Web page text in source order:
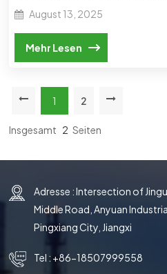
August 13, 2025
Mehr Lesen
1 2
Insgesamt 2 Seiten
Adresse : Intersection of
Middle Road, Anyuan
Pingxiang City, Jiangxi
Tel : +86-18507999558